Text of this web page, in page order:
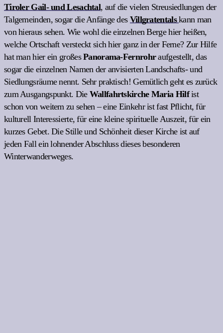
Tiroler Gail- und Lesachtal, auf die vielen Streusiedlungen der
Talgemeinden, sogar die Anfänge des Villgratentalskann man
von hieraus sehen. Wie wohl die einzelnen Berge hier heißen,
welche Ortschaft versteckt sich hier ganz in der Ferne? Zur Hilfe
hat man hier ein großesPanorama-Fernrohraufgestellt, das
sogar die einzelnen Namen der anvisierten Landschafts- und
Siedlungsräume nennt. Sehr praktisch! Gemütlich geht es zurück
zum Ausgangspunkt. Die Wallfahrtskirche Maria Hilfist
schon von weitem zu sehen – eine Einkehr ist fast Pflicht, für
kulturell Interessierte, für eine kleine spirituelle Auszeit, für ein
kurzes Gebet. Die Stille und Schönheit dieser Kirche ist auf
jeden Fall ein lohnender Abschluss dieses besonderen
Winterwanderweges.